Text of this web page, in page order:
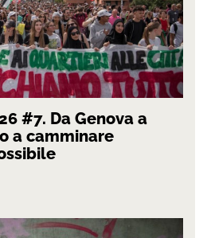
#7. Da Genova a
a camminare